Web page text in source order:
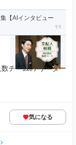
【AIインタビュー
チームの リーダー
気になる